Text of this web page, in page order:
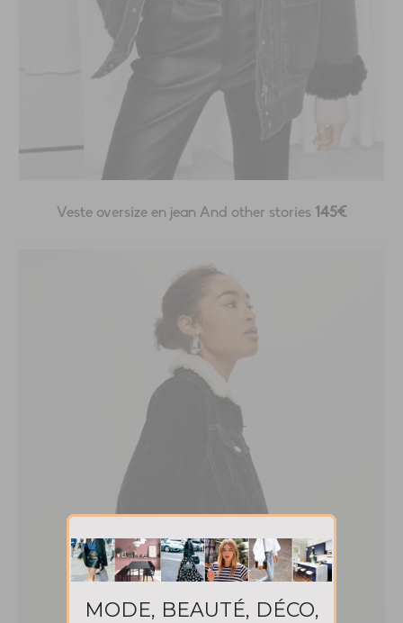
Veste oversize en jean And other stories 145€
MODE, BEAUTÉ, DÉCO,